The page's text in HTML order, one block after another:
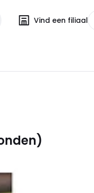
Vind een filiaal